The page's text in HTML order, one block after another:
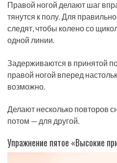
Правой ногой делают шаг
тянутся к полу. Для
следят, чтобы колено со
одной линии.
Задерживаются в принятой
правой ногой вперед
возможно.
Делают несколько повторов
потом — для другой.
Упражнение пятое «Высокие